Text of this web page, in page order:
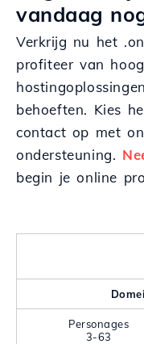
vandaag
Verkrijg nu het
profiteer van
behoeften. Kies
contact op met
ondersteuning.
begin je online
Personages
3-63